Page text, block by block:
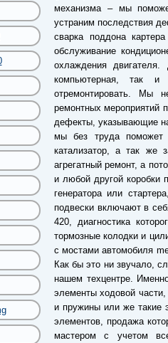
механизма – мы
устраним последствия
сварка поддона
обслуживание
охлаждения
компьютерная, так и
отремонтировать. Мы
ремонтных мероприятий
дефекты, указывающие
мы без труда поможет
катализатор, а так же
агрегатный ремонт, а
и любой другой коробки
генератора или
подвески включают в
420, диагностика
тормозные колодки и
с мостами автомобиля
Как бы это ни звучало,
нашем техцентре.
элементы ходовой
и пружины или же такие
элементов, продажа
мастером с учетом